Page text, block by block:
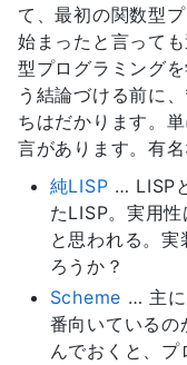
て、最初の関数型
始まったと言って
型プログラミング
う結論づける前に
ちはだかります。
言があります。有
純LISP … LISP
たLISP。実用
と思われる。
ろうか？
Scheme … 主に
番向いているの
んでおくと、プ